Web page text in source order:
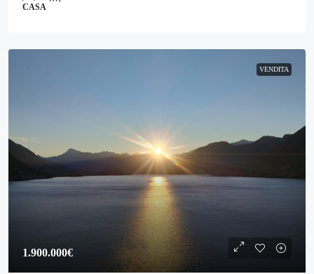
CASA
VENDITA
1.900.000€